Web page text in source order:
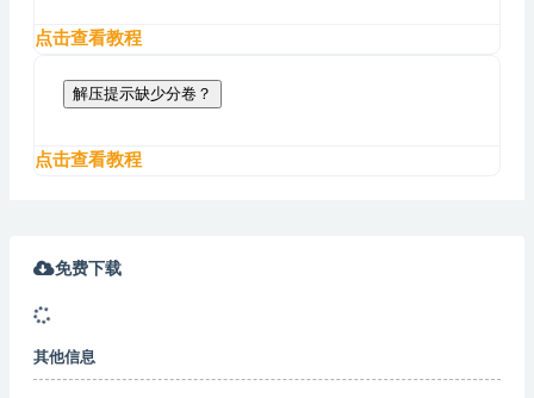
点击查看教程
解压提示缺少分卷？
点击查看教程
免费下载
其他信息